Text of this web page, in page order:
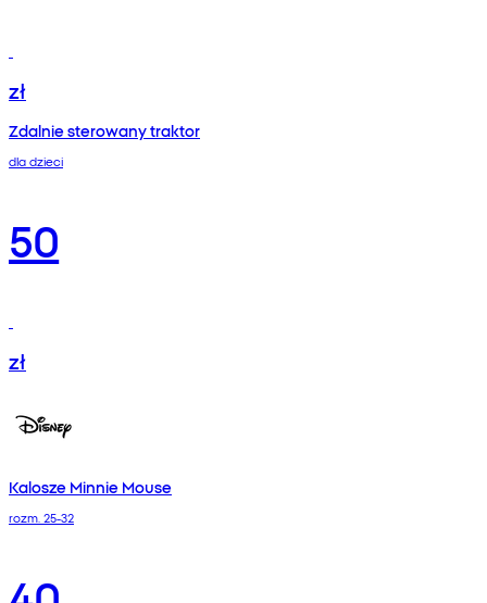
zł
Zdalnie sterowany traktor
dla dzieci
50
zł
Kalosze Minnie Mouse
rozm. 25-32